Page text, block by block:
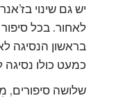
יש גם שינוי
לאחור. בכל סיפור
בראשון הנסיגה
כמעט כולו נסיגה
שלושה סיפורים,